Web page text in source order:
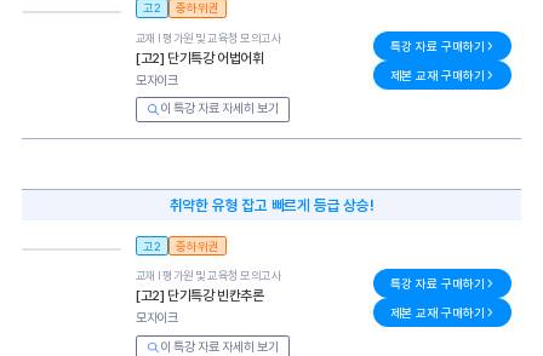
고2 중하위권
교재 l평가원 및 교육청 모의고사
[고2] 단기특강 어법어휘
모자이크
이 특강 자료 자세히 보기
특강 자료 구매하기
제본 교재 구매하기
취약한 유형 잡고 빠르게 등급 상승!
고2 중하위권
교재 l평가원 및 교육청 모의고사
[고2] 단기특강 빈칸추론
모자이크
이 특강 자료 자세히 보기
특강 자료 구매하기
제본 교재 구매하기